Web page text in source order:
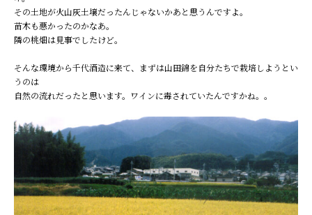
その土地が火山灰土壌だったんじゃないかあと思うんですよ。
苗木も悪かったのかなあ。
隣の桃畑は見事でしたけど。
そんな環境から千代酒造に来て、まずは山田錦を自分たちで栽培しようとい
うのは
自然の流れだったと思います。ワインに毒されていたんですかね。。